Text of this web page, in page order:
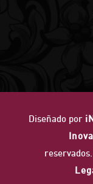
Diseñado por
Inova
reservados.